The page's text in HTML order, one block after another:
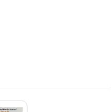
image
View larger image